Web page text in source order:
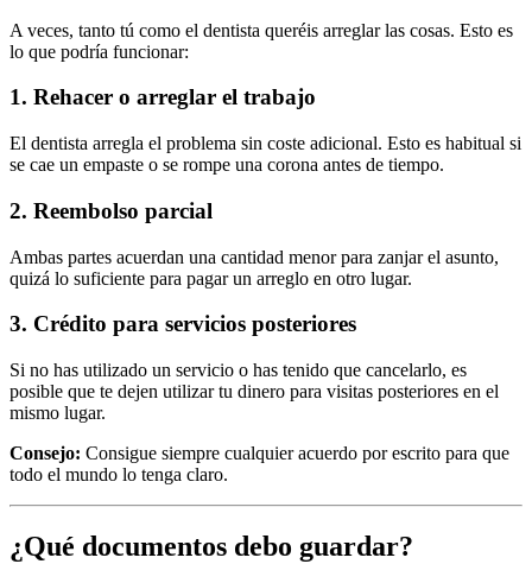
A veces, tanto tú como el dentista queréis arreglar las cosas. Esto es
lo que podría funcionar:
1. Rehacer o arreglar el trabajo
El dentista arregla el problema sin coste adicional. Esto es habitual si
se cae un empaste o se rompe una corona antes de tiempo.
2. Reembolso parcial
Ambas partes acuerdan una cantidad menor para zanjar el asunto,
quizá lo suficiente para pagar un arreglo en otro lugar.
3. Crédito para servicios posteriores
Si no has utilizado un servicio o has tenido que cancelarlo, es
posible que te dejen utilizar tu dinero para visitas posteriores en el
mismo lugar.
Consejo: Consigue siempre cualquier acuerdo por escrito para que
todo el mundo lo tenga claro.
¿Qué documentos debo guardar?